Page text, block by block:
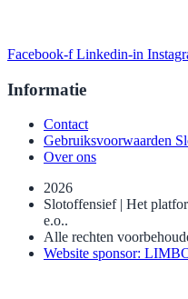
Facebook-f Linkedin-in
Informatie
Contact
Gebruiksvoorwaarden
Over ons
2026
Slotoffensief | Het
e.o..
Alle rechten
Website sponsor: